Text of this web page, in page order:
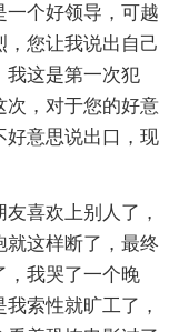
一个好领导，可越
您让我说出自己
我这是第一次犯
次，对于您的好意
好意思说出口，现
喜欢上别人了，
就这样断了，最终
，我哭了一个晚
索性就旷工了，